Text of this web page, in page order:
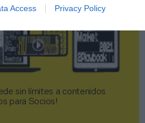
Access Privacy Policy
sin límites a contenidos
para Socios!​​​​​​​